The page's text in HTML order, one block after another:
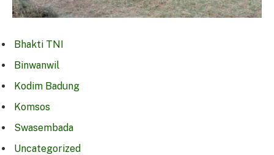
Bhakti TNI
Binwanwil
Kodim Badung
Komsos
Swasembada
Uncategorized